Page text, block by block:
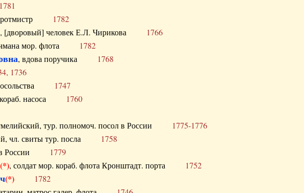
1781
ротмистр 1782
, [дворовый] человек Е.Л. Чирикова 1766
мор. флота 1782
, вдова поручика 1768
1736
1747
кораб. насоса 1760
тур. полномоч. посол в России 1775-1776
чл. свиты тур. посла 1758
в России 1779
(*), солдат мор. кораб. флота Кронштадт. порта 1752
(*) 1782